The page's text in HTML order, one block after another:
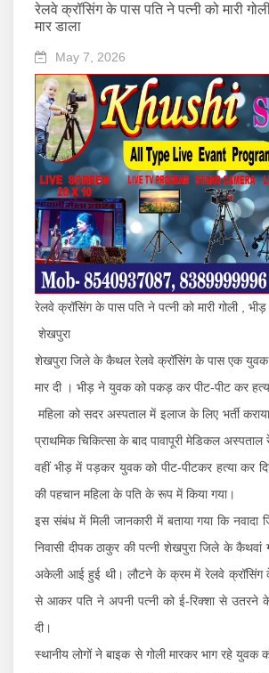
रेलवे क्रॉसिंग के पास पति ने पत्नी को मारी
मार डाला
May 7, 2026
रेलवे क्रॉसिंग के पास पति ने पत्नी को मारी गोली ,
शेखपुरा
शेखपुरा जिले के कैथल रेलवे क्रॉसिंग के पास एक युवक
मार दी । भीड़ ने युवक को पकड़ कर पीट-पीट कर
महिला को सदर अस्पताल में इलाज के लिए भर्ती
प्राथमिक चिकित्सा के बाद पावापूरी मेडिकल अस्पताल
वहीं भीड़ में पड़कर युवक को पीट-पीटकर हत्या कर
की पहचान महिला के पति के रूप में किया गया।
इस संबंध में मिली जानकारी में बताया गया कि नवादा
निवासी दीपक ठाकुर की पत्नी शेखपुरा जिले के कैथवां
अकेली आई हुई थी। लौटने के क्रम में रेलवे क्रॉसिंग
से आकर पति ने अपनी पत्नी को ई-रिक्शा से उतरने के
दी।
स्थानीय लोगों ने बाइक से गोली मारकर भाग रहे युवक